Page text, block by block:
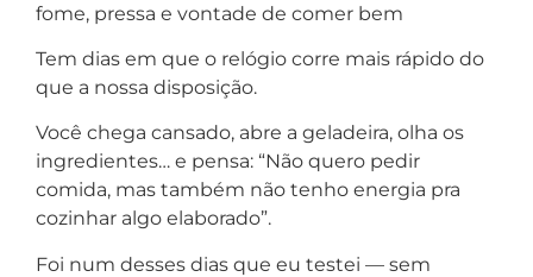
fome, pressa e vontade de comer bem
Tem dias em que o relógio corre mais rápido do
que a nossa disposição.
Você chega cansado, abre a geladeira, olha os
ingredientes… e pensa: “Não quero pedir
comida, mas também não tenho energia pra
cozinhar algo elaborado”.
Foi num desses dias que eu testei — sem